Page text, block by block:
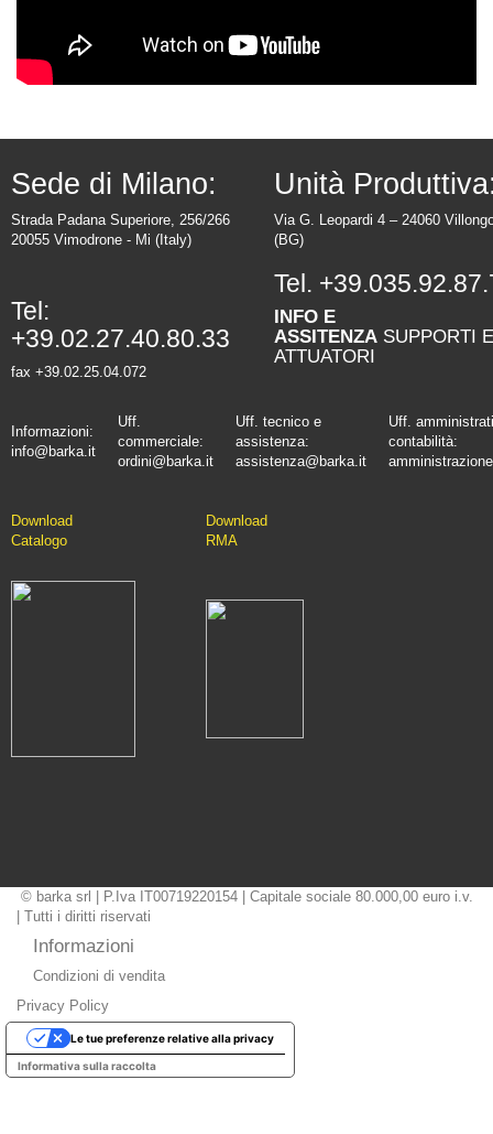
Sede di Milano:
Strada Padana Superiore, 256/266
20055 Vimodrone - Mi (Italy)
Tel:
+39.02.27.40.80.33
fax +39.02.25.04.072
Unità
Via G. Leopardi 4 – 24060
(BG)
Tel.
INFO E
ASSITENZA SUPPORTI E
ATTUATORI
Informazioni:
info@barka.it
Uff.
commerciale:
ordini@barka.it
Uff. tecnico e
assistenza:
assistenza@barka.it
Uff.
contabilità:
Download
Catalogo
Download
RMA
© barka srl | P.Iva IT00719220154 | Capitale sociale 80.000,00 euro i.v.
| Tutti i diritti riservati
Informazioni
Condizioni di vendita
Privacy Policy
Informativa sulla raccolta
Le tue preferenze relative alla privacy